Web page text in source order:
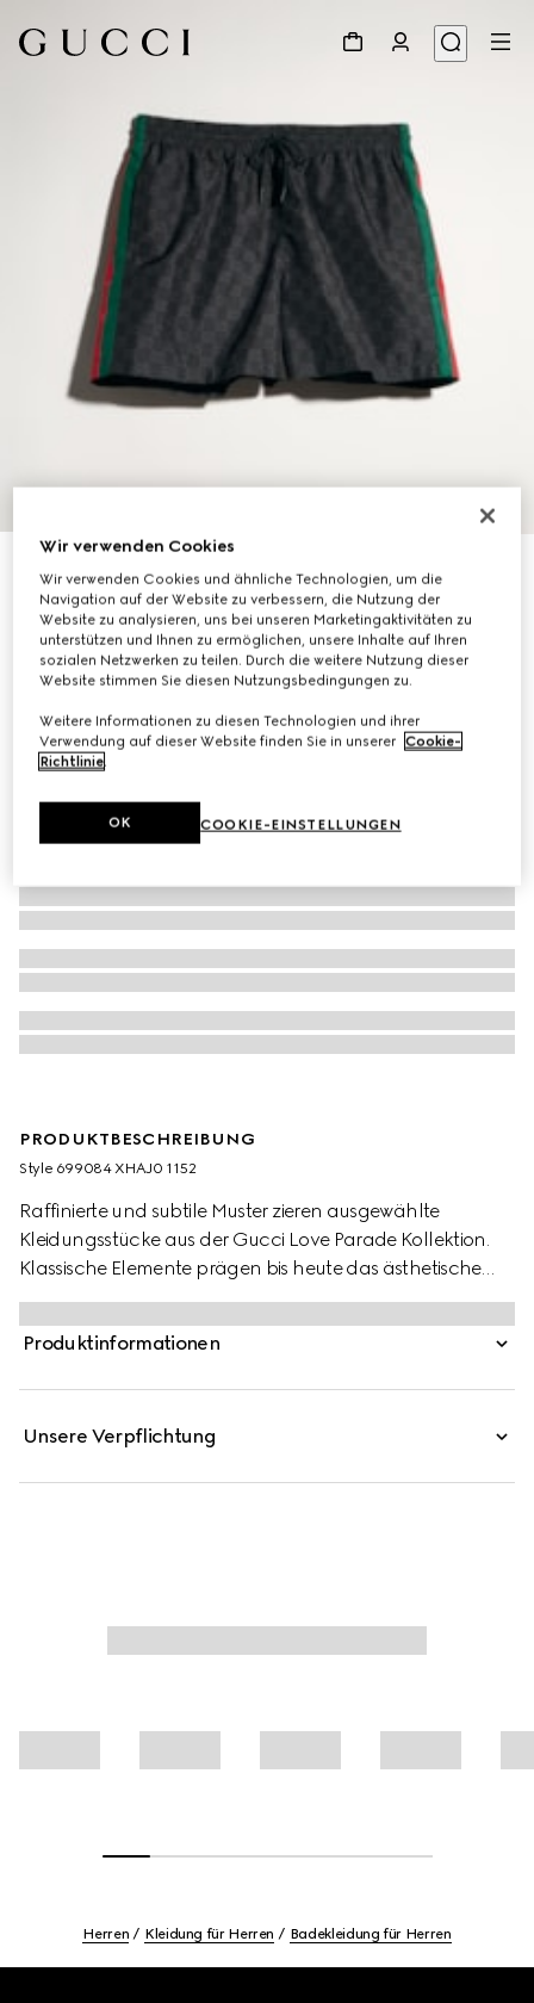
Badeshorts aus Nylon mit GG Print
€ 680
PRODUKTBESCHREIBUNG
Style ‎699084 XHAJ0 1152
Raffinierte und subtile Muster zieren ausgewählte
Kleidungsstücke aus der Gucci Love Parade Kollektion.
Klassische Elemente prägen bis heute das ästhetische
Narrativ des Hauses und verschmelzen nahtlos mit der
Gegenwart, wodurch eine zeitlos stilvolle Garderobe
entsteht. Diese Shorts aus Nylon sind mit einem
Produktinformationen
Unsere Verpflichtung
Herren Kleidung für Herren Badekleidung für Herren
Wir verwenden Cookies
Wir verwenden Cookies und ähnliche Technologien, um die
Navigation auf der Website zu verbessern, die Nutzung der
Website zu analysieren, uns bei unseren Marketingaktivitäten zu
unterstützen und Ihnen zu ermöglichen, unsere Inhalte auf Ihren
sozialen Netzwerken zu teilen. Durch die weitere Nutzung dieser
Website stimmen Sie diesen Nutzungsbedingungen zu.
Weitere Informationen zu diesen Technologien und ihrer
Verwendung auf dieser Website finden Sie in unserer Cookie-
Richtlinie.
COOKIE-EINSTELLUNGEN
OK